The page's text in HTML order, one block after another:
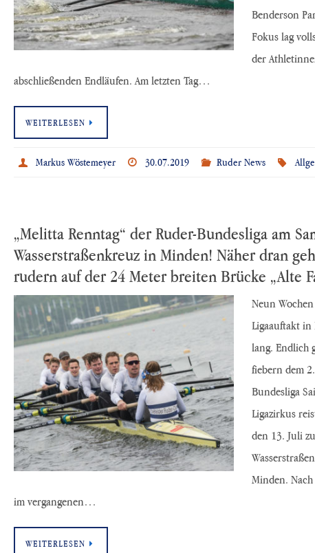
Benderson
Fokus lag
der
abschließenden Endläufen. Am letzten Tag…
WEITERLESEN
Markus Wöstemeyer 30.07.2019 Ruder News
„Melitta Renntag“ der Ruder-Bundesliga am
Wasserstraßenkreuz in Minden! Näher dran
rudern auf der 24 Meter breiten Brücke „Alte
Neun
Ligaauftakt
lang. Endlich
fiebern dem
Bundesliga
Ligazirkus
den 13. Juli
Minden.
im vergangenen…
WEITERLESEN